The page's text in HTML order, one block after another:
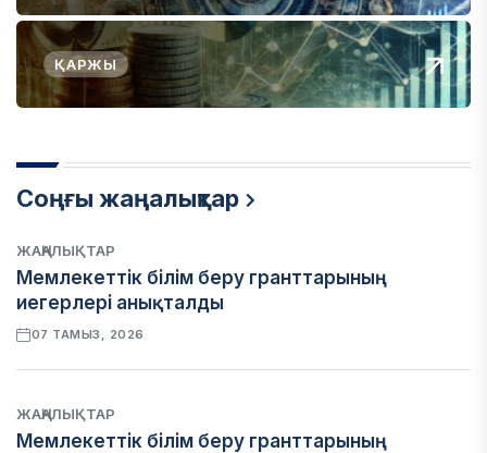
ҚАРЖЫ
Соңғы жаңалықтар
ЖАҢАЛЫҚТАР
Мемлекеттік білім беру гранттарының
иегерлері анықталды
07 ТАМЫЗ, 2026
ЖАҢАЛЫҚТАР
Мемлекеттік білім беру гранттарының